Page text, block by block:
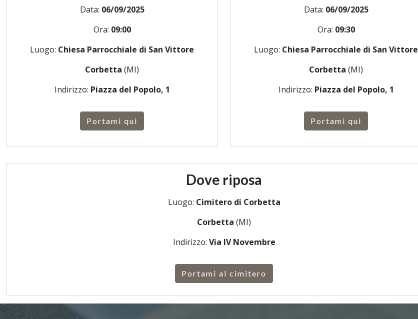
Data: 06/09/2025
Ora: 09:00
Luogo: Chiesa Parrocchiale di San Vittore
Corbetta (MI)
Indirizzo: Piazza del Popolo, 1
Portami qui
Data: 06/09/2025
Ora: 09:30
Luogo: Chiesa Parrocchiale di San Vittore
Corbetta (MI)
Indirizzo: Piazza del Popolo, 1
Portami qui
Dove riposa
Luogo: Cimitero di Corbetta
Corbetta (MI)
Indirizzo: Via IV Novembre
Portami al cimitero